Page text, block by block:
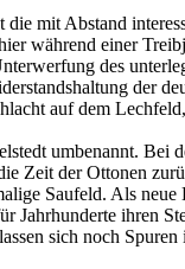
mit Abstand
während einer
des
der
auf dem
umbenannt. Bei
Zeit der Ottonen
Saufeld. Als neue
Jahrhunderte ihren
sich noch